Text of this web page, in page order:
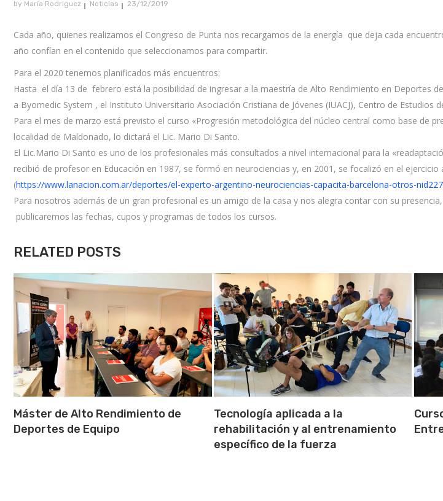
by María Rodriguez Noticias 23/12/2019
Cada año, quienes realizamos el Congreso de Punta nos recargamos de la energía que deja cada
año confían en el contenido que seleccionamos para compartir.
Para el 2020 tenemos planificados más encuentros:
Hasta el día 13 de febrero está la posibilidad de ingresar a la maestría de Alto Rendimiento en Deportes
a Byomedic System , el Instituto Universitario Asociación Cristiana de Jóvenes (IUACJ), Centro de Estudios
Para el mes de marzo está previsto el curso «Progresión metodológica del núcleo central como base de
localidad de Maldonado, lo dictará el Lic. Mario Di Santo.
El Lic.Mario Di Santo es uno de los profesionales más consultados a nivel internacional para la
recibió de profesor en Educación en 1987, se formó en neurociencias y, en 2001, se focalizó en el
(https://www.lanacion.com.ar/deportes/el-experto-argentino-neurociencias-capacita-barcelona-otros-
Para nosotros además de un gran profesional es un amigo de la casa y nos alegra contar con su
publicaremos las fechas, cupos y programas de todos los cursos.
RELATED POSTS
Máster de Alto Rendimiento de
Deportes de Equipo
Tecnología aplicada a la
rehabilitación y al entrenamiento
específico de la fuerza